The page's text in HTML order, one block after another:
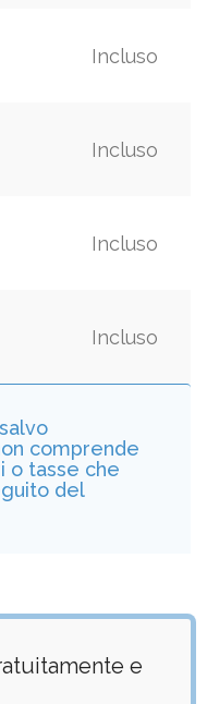
Incluso
Incluso
Incluso
Incluso
comprende
o tasse che
del
e